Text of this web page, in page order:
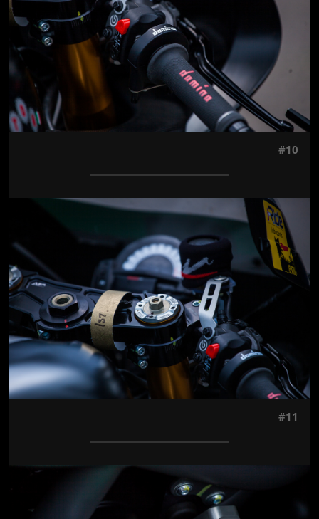
#10
Jön még kép!
#11
Jön még kép!